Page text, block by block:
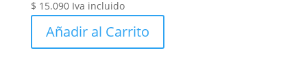
$ 15.090 Iva incluido
Añadir al Carrito